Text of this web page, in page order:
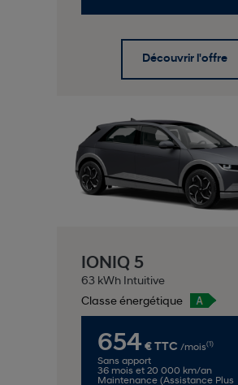
Découvrir l'offre
IONIQ 5
63 kWh Intuitive
Classe énergétique
654 € TTC /mois(1)
Sans apport
36 mois et 20 000 km/an
Maintenance (Assistance Plus